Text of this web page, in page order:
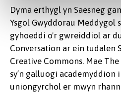
Dyma erthygl yn Saesneg
Ysgol Gwyddorau Meddygol
gyhoeddi o'r gwreiddiol ar
Conversation ar ein tudalen
Creative Commons. Mae
sy’n galluogi academyddion
uniongyrchol er mwyn